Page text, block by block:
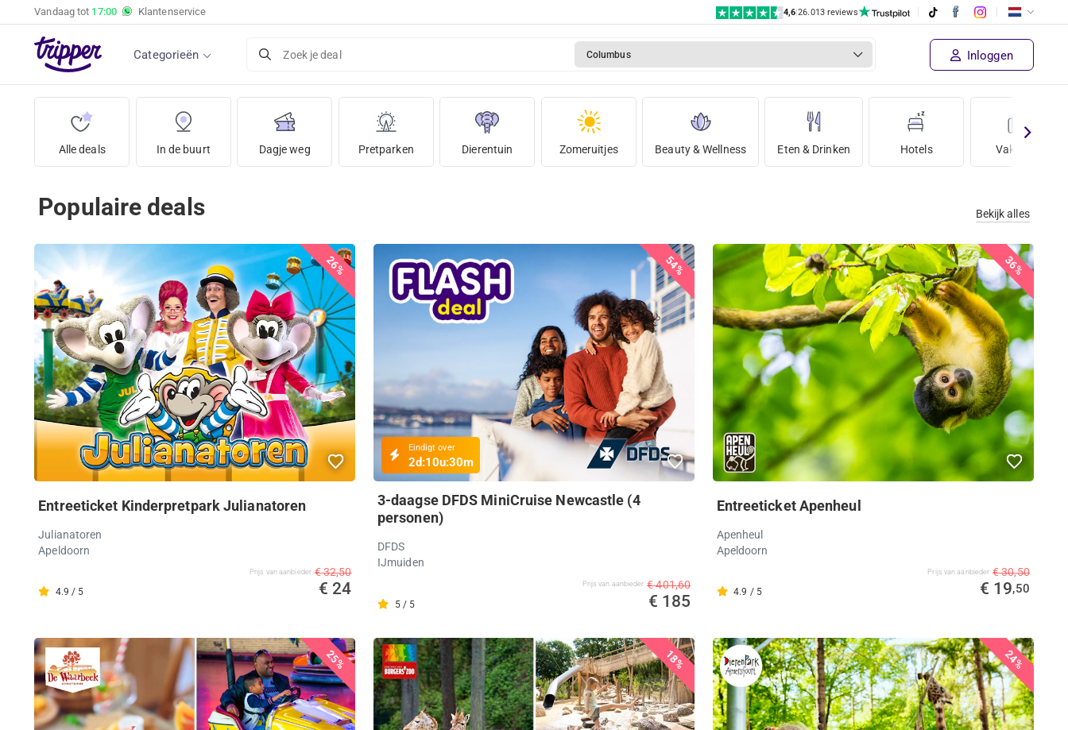
Vandaag tot 17:00 Klantenservice 4,6|26.013 reviews
Categorieën Zoek je deal Columbus Inloggen
Alle deals In de buurt Dagje weg Pretparken Dierentuin Zomeruitjes Beauty & Wellness Eten & Drinken Hotels Vakantie
Populaire deals Bekijk alles
26%
Entreeticket Kinderpretpark Julianatoren
Julianatoren
Apeldoorn
4.9 / 5
Prijs van aanbieder € 32,50
€ 24
54%
Eindigt over
2d:10u:30m
3-daagse DFDS MiniCruise Newcastle (4
personen)
DFDS
IJmuiden
5 / 5
Prijs van aanbieder € 401,60
€ 185
36%
Entreeticket Apenheul
Apenheul
Apeldoorn
4.9 / 5
Prijs van aanbieder € 30,50
€ 19,50
25% 18% 24%